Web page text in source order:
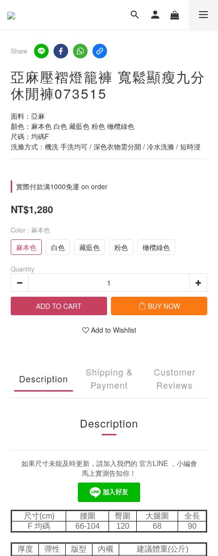
Share
亞麻壓褶燈籠褲 寬鬆顯瘦九分
休閒褲073515
面料：亞麻
顏色：麻本色 白色 藏藍色 粉色 橄欖綠色
尺碼：均碼F
洗滌方式：機洗 手洗均可 / 深色衣物需分開 / 冷水洗滌 / 短時浸
實際付款满1000免運 on order
NT$1,280
Color : 麻本色
麻本色 白色 藏藍色 粉色 橄欖綠色
Quantity
ADD TO CART BUY NOW
Add to Wishlist
Description
Shipping &
Payment
Customer
Reviews
Description
如果尺寸未能及時更新，請加入我們的 官方LINE ，小編會
馬上實測告知你！
尺寸(cm) 腰圍 臀圍 大腿圍
全長
F 均碼
66-104 120 68 90
厚度 彈性 版型 內襯
建議體重(公斤)